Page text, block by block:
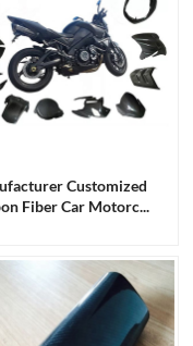
Customized
Fiber Car Motorc...